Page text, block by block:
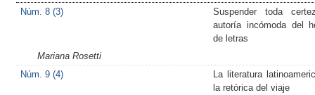
Núm. 8 (3)
Suspender toda
autoría incómoda del
de letras
Mariana Rosetti
Núm. 9 (4)
La literatura
la retórica del viaje